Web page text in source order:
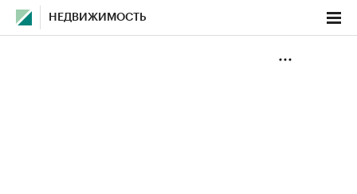
НЕДВИЖИМОСТЬ